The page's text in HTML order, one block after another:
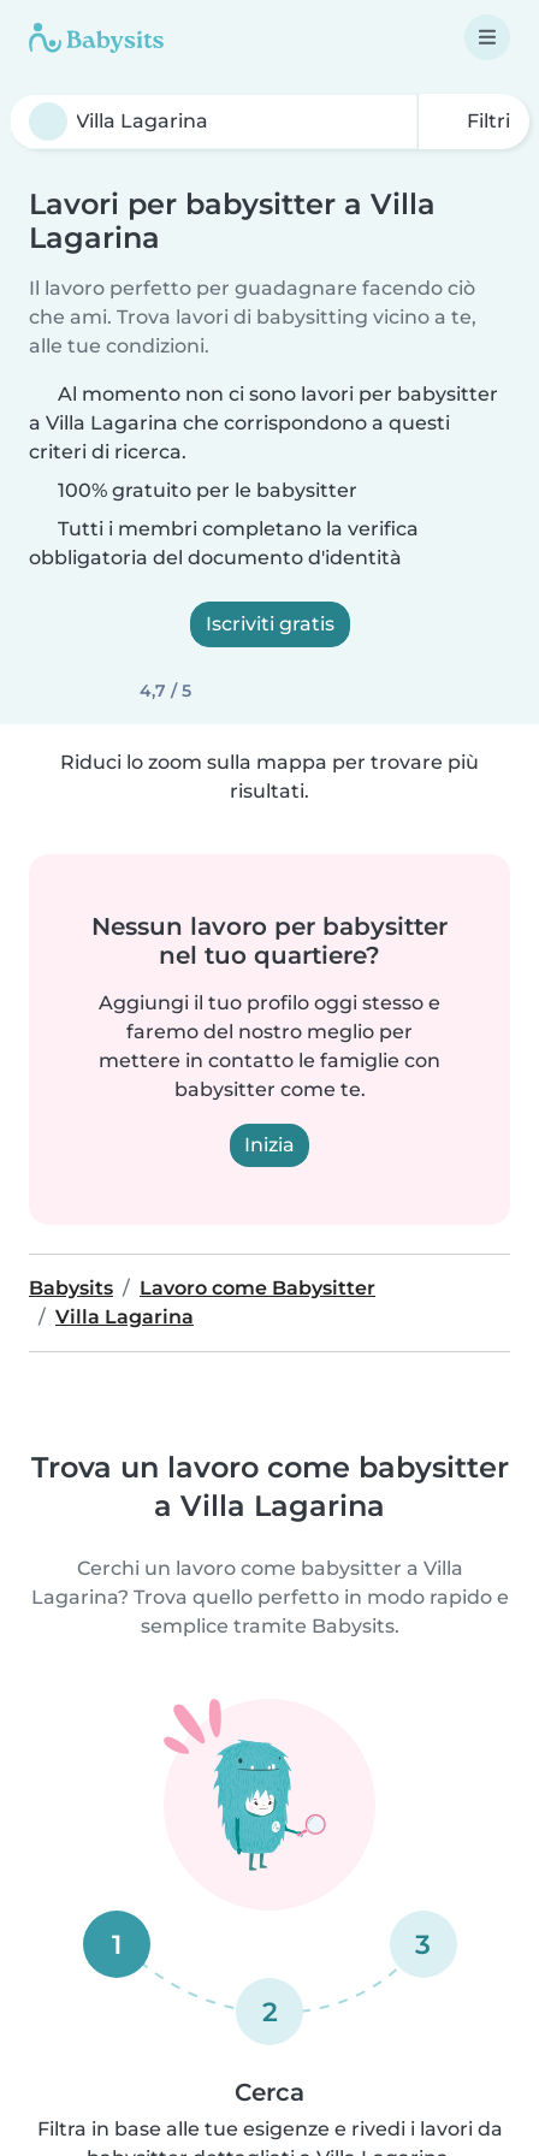
Filtri
Lavori per babysitter a Villa
Lagarina
Il lavoro perfetto per guadagnare facendo ciò
che ami. Trova lavori di babysitting vicino a te,
alle tue condizioni.
Al momento non ci sono lavori per babysitter
a Villa Lagarina che corrispondono a questi
criteri di ricerca.
100% gratuito per le babysitter
Tutti i membri completano la verifica
obbligatoria del documento d'identità
Iscriviti gratis
4,7 / 5
Riduci lo zoom sulla mappa per trovare più
risultati.
Nessun lavoro per babysitter
nel tuo quartiere?
Aggiungi il tuo profilo oggi stesso e
faremo del nostro meglio per
mettere in contatto le famiglie con
babysitter come te.
Inizia
Babysits
Lavoro come Babysitter
Villa Lagarina
Trova un lavoro come babysitter
a Villa Lagarina
Cerchi un lavoro come babysitter a Villa
Lagarina? Trova quello perfetto in modo rapido e
semplice tramite Babysits.
1
2
3
Cerca
Filtra in base alle tue esigenze e rivedi i lavori da